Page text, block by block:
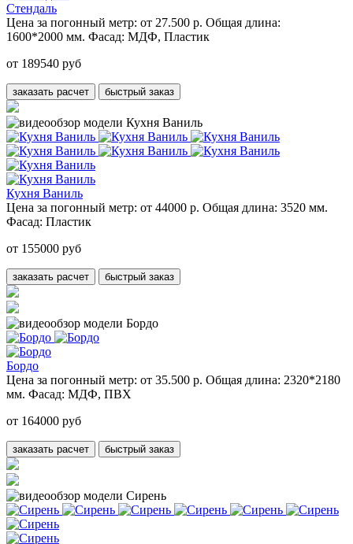
Стендаль
Цена за погонный метр: от 27.500 р. Общая длина:
1600*2000 мм. Фасад: МДФ, Пластик
от 189540 руб
заказать расчет быстрый заказ
Кухня Ваниль
Цена за погонный метр: от 44000 р. Общая длина: 3520 мм.
Фасад: Пластик
от 155000 руб
заказать расчет быстрый заказ
Бордо
Цена за погонный метр: от 35.500 р. Общая длина: 2320*2180
мм. Фасад: МДФ, ПВХ
от 164000 руб
заказать расчет быстрый заказ